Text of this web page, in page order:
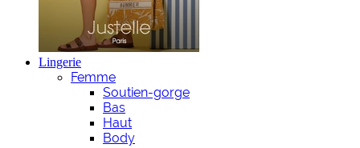
Lingerie
Femme
Soutien-gorge
Bas
Haut
Body